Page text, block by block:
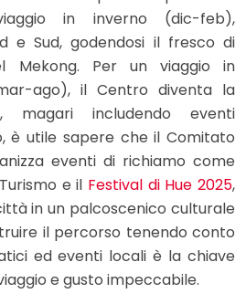
in inverno (dic-feb),
e Sud, godendosi il fresco di
Mekong. Per un viaggio in
ago), il Centro diventa la
magari includendo eventi
è utile sapere che il Comitato
eventi di richiamo come
e il Festival di Hue 2025,
in un palcoscenico culturale
il percorso tenendo conto
ed eventi locali è la chiave
e gusto impeccabile.